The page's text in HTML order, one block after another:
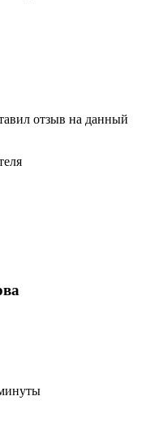
отзыв на данный